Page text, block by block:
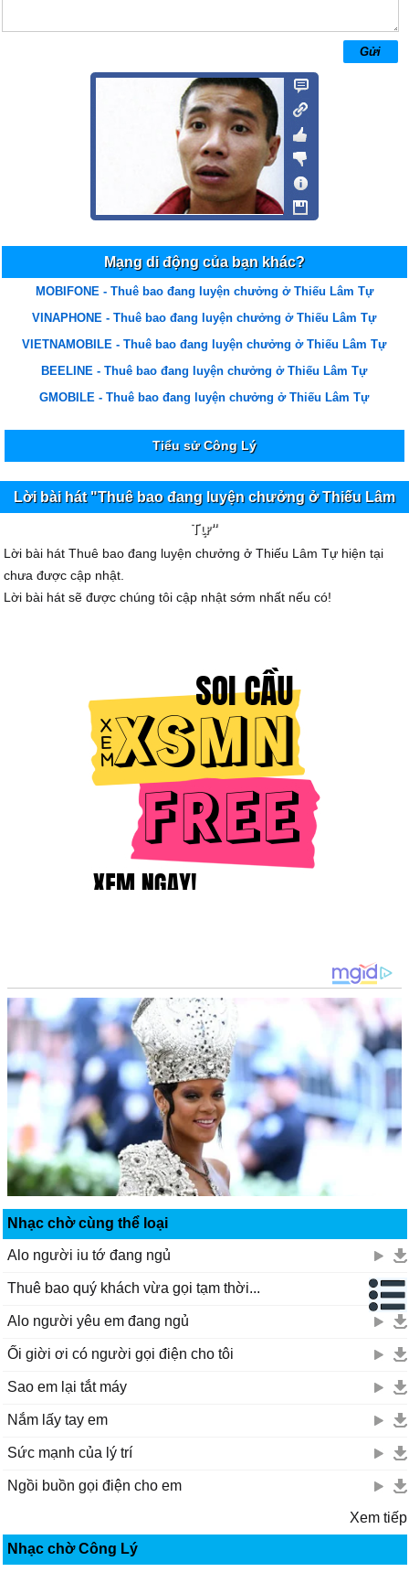
04/07/12 0:57
Mạng di động của bạn khác?
MOBIFONE - Thuê bao đang luyện chưởng ở Thiếu Lâm Tự
VINAPHONE - Thuê bao đang luyện chưởng ở Thiếu Lâm Tự
VIETNAMOBILE - Thuê bao đang luyện chưởng ở Thiếu Lâm Tự
BEELINE - Thuê bao đang luyện chưởng ở Thiếu Lâm Tự
GMOBILE - Thuê bao đang luyện chưởng ở Thiếu Lâm Tự
Tiểu sử Công Lý
Lời bài hát "Thuê bao đang luyện chưởng ở Thiếu Lâm
Tự"
Lời bài hát Thuê bao đang luyện chưởng ở Thiếu Lâm Tự hiện tại
chưa được cập nhật.
Lời bài hát sẽ được chúng tôi cập nhật sớm nhất nếu có!
Nhạc chờ cùng thể loại
Alo người iu tớ đang ngủ
Thuê bao quý khách vừa gọi tạm thời...
Alo người yêu em đang ngủ
Ối giời ơi có người gọi điện cho tôi
Sao em lại tắt máy
Nắm lấy tay em
Sức mạnh của lý trí
Ngồi buồn gọi điện cho em
Xem tiếp
Nhạc chờ Công Lý